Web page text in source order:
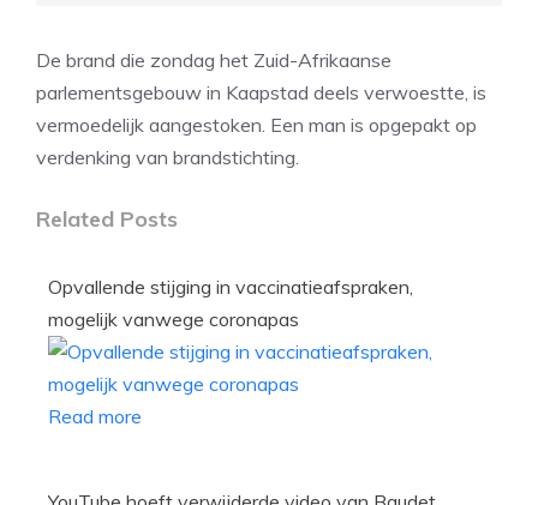
De brand die zondag het Zuid-Afrikaanse
parlementsgebouw in Kaapstad deels verwoestte, is
vermoedelijk aangestoken. Een man is opgepakt op
verdenking van brandstichting.
Related Posts
Opvallende stijging in vaccinatieafspraken,
mogelijk vanwege coronapas
Read more